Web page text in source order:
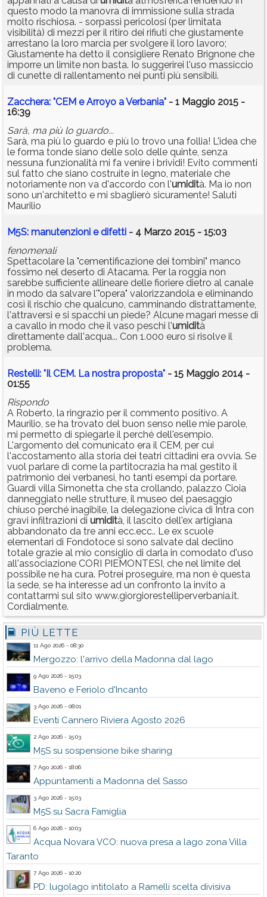
questo modo la manovra di immissione sulla strada
molto rischiosa. - sorpassi pericolosi (per limitata
visibilità) di mezzi per il ritiro dei rifiuti che giustamente
arrestano la loro marcia per svolgere il loro lavoro;
Giustamente ha detto il consigliere Renato Brignone che
imporre un limite non basta. Io suggerirei l'uso massiccio
di cunette di rallentamento nei punti più sensibili.
Zacchera: "CEM e Arroyo a Verbania" - 1 Maggio 2015 -
16:39
Sarà, ma più lo guardo...
Sarà, ma più lo guardo e più lo trovo una follia! L'idea che
le forma tonde siano delle solo delle quinte, senza
nessuna funzionalità mi fa venire i brividi! Evito commenti
sul fatto che siano costruite in legno, materiale che
notoriamente non va d'accordo con l'umidità. Ma io non
sono un'architetto e mi sbaglierò sicuramente! Saluti
Maurilio
M5S: manutenzioni e difetti - 4 Marzo 2015 - 15:03
fenomenali
Spettacolare la "cementificazione dei tombini" manco
fossimo nel deserto di Atacama. Per la roggia non
sarebbe sufficiente allineare delle fioriere dietro al canale
in modo da salvare l'"opera" valorizzandola e eliminando
così il rischio che qualcuno, camminando distrattamente,
l'attraversi e si spacchi un piede? Alcune magari messe di
a cavallo in modo che il vaso peschi l'umidità
direttamente dall'acqua... Con 1.000 euro si risolve il
problema.
Restelli: "Il CEM. La nostra proposta" - 15 Maggio 2014 -
01:55
Rispondo
A Roberto, la ringrazio per il commento positivo. A
Maurilio, se ha trovato del buon senso nelle mie parole,
mi permetto di spiegarle il perché dell'esempio.
L'argomento del comunicato era il CEM, per cui
l'accostamento alla storia dei teatri cittadini era ovvia. Se
vuol parlare di come la partitocrazia ha mal gestito il
patrimonio dei verbanesi, ho tanti esempi da portare.
Guardi villa Simonetta che sta crollando, palazzo Cioia
danneggiato nelle strutture, il museo del paesaggio
chiuso perché inagibile, la delegazione civica di Intra con
gravi infiltrazioni di umidità, il lascito dell'ex artigiana
abbandonato da tre anni ecc.ecc.. Le ex scuole
elementari di Fondotoce si sono salvate dal declino
totale grazie al mio consiglio di darla in comodato d'uso
all'associazione CORI PIEMONTESI, che nel limite del
possibile ne ha cura. Potrei proseguire, ma non è questa
la sede, se ha interesse ad un confronto la invito a
contattarmi sul sito www.giorgiorestelliperverbania.it.
Cordialmente.
PIÙ LETTE
11 Ago 2026 - 08:30
Mergozzo: l'arrivo della Madonna dal lago
9 Ago 2026 - 15:03
Baveno e Feriolo d'Incanto
3 Ago 2026 - 08:01
Eventi Cannero Riviera Agosto 2026
2 Ago 2026 - 15:03
M5S su sospensione bike sharing
7 Ago 2026 - 18:06
Appuntamenti a Madonna del Sasso
3 Ago 2026 - 15:03
M5S su Sacra Famiglia
6 Ago 2026 - 10:03
Acqua Novara VCO: nuova presa a lago zona Villa
Taranto
7 Ago 2026 - 10:20
PD: lugolago intitolato a Ramelli scelta divisiva